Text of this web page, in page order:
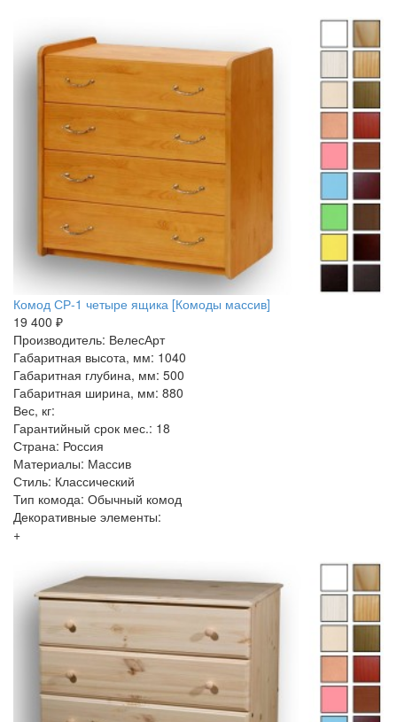
Комод СР-1 четыре ящика [Комоды массив]
19 400 ₽
Производитель: ВелесАрт
Габаритная высота, мм: 1040
Габаритная глубина, мм: 500
Габаритная ширина, мм: 880
Вес, кг:
Гарантийный срок мес.: 18
Страна: Россия
Материалы: Массив
Стиль: Классический
Тип комода: Обычный комод
Декоративные элементы:
+